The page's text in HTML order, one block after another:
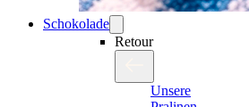
Schokolade
Retour
Unsere